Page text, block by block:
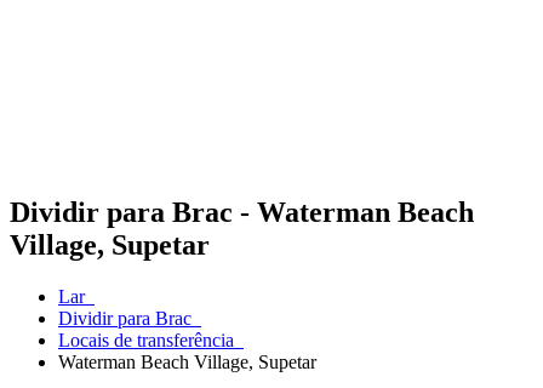
Dividir para Brac - Waterman Beach
Village, Supetar
Lar
Dividir para Brac
Locais de transferência
Waterman Beach Village, Supetar